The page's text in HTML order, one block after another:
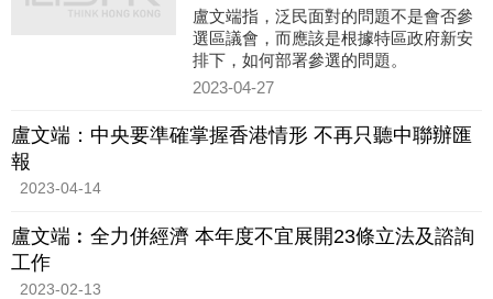
盧文端指，泛民面對的問題不是會否參
選區議會，而應該是根據特區政府新安
排下，如何部署參選的問題。
2023-04-27
盧文端：中央要準確掌握香港情形 不再只聽中聯辦匯
報
2023-04-14
盧文端︰全力併經濟 本年度不宜展開23條立法及諮詢
工作
2023-02-13